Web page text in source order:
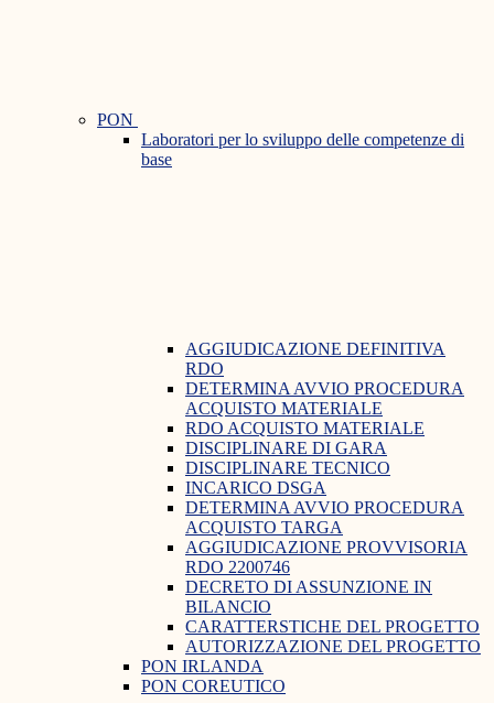
PON
Laboratori per lo sviluppo delle competenze di
base
AGGIUDICAZIONE DEFINITIVA
RDO
DETERMINA AVVIO PROCEDURA
ACQUISTO MATERIALE
RDO ACQUISTO MATERIALE
DISCIPLINARE DI GARA
DISCIPLINARE TECNICO
INCARICO DSGA
DETERMINA AVVIO PROCEDURA
ACQUISTO TARGA
AGGIUDICAZIONE PROVVISORIA
RDO 2200746
DECRETO DI ASSUNZIONE IN
BILANCIO
CARATTERSTICHE DEL PROGETTO
AUTORIZZAZIONE DEL PROGETTO
PON IRLANDA
PON COREUTICO